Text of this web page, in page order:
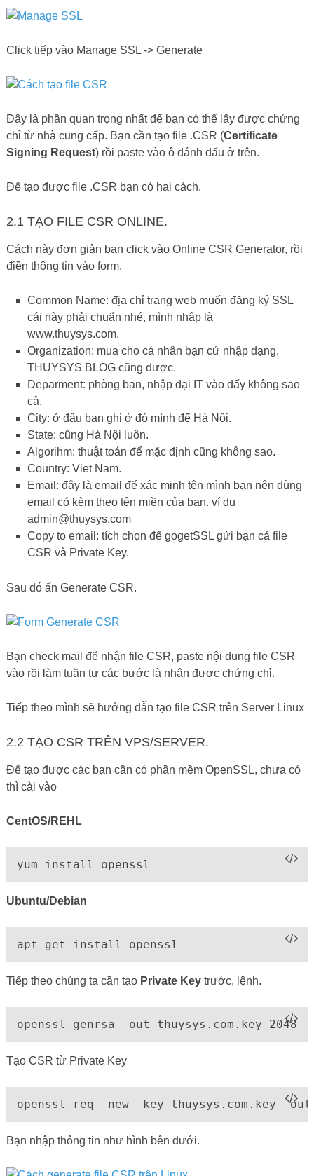
Click tiếp vào Manage SSL -> Generate
Đây là phần quan trọng nhất để bạn có thể lấy được chứng
chỉ từ nhà cung cấp. Bạn cần tạo file .CSR (Certificate
Signing Request) rồi paste vào ô đánh dấu ở trên.
Để tạo được file .CSR bạn có hai cách.
2.1 TẠO FILE CSR ONLINE.
Cách này đơn giản bạn click vào Online CSR Generator, rồi
điền thông tin vào form.
Common Name: địa chỉ trang web muốn đăng ký SSL
cái này phải chuẩn nhé, mình nhập là
www.thuysys.com.
Organization: mua cho cá nhân bạn cứ nhập dạng,
THUYSYS BLOG cũng được.
Deparment: phòng ban, nhập đại IT vào đấy không sao
cả.
City: ở đâu bạn ghi ở đó mình để Hà Nội.
State: cũng Hà Nội luôn.
Algorihm: thuật toán để mặc định cũng không sao.
Country: Viet Nam.
Email: đây là email để xác minh tên mình bạn nên dùng
email có kèm theo tên miền của bạn. ví dụ
admin@thuysys.com
Copy to email: tích chọn để gogetSSL gửi bạn cả file
CSR và Private Key.
Sau đó ấn Generate CSR.
Bạn check mail để nhận file CSR, paste nội dung file CSR
vào rồi làm tuần tự các bước là nhận được chứng chỉ.
Tiếp theo mình sẽ hướng dẫn tạo file CSR trên Server Linux
2.2 TẠO CSR TRÊN VPS/SERVER.
Để tạo được các bạn cần có phần mềm OpenSSL, chưa có
thì cài vào
CentOS/REHL
yum install openssl
Ubuntu/Debian
apt-get install openssl
Tiếp theo chúng ta cần tạo Private Keytrước, lệnh.
openssl genrsa -out thuysys.com.key 2048
Tạo CSR từ Private Key
openssl req -new -key thuysys.com.key -
Bạn nhập thông tin như hình bên dưới.